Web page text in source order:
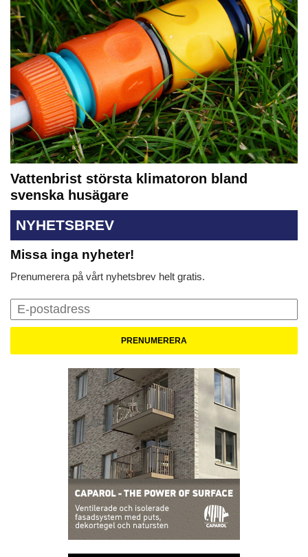
Vattenbrist största klimatoron bland
svenska husägare
NYHETSBREV
Missa inga nyheter!
Prenumerera på vårt nyhetsbrev helt gratis.